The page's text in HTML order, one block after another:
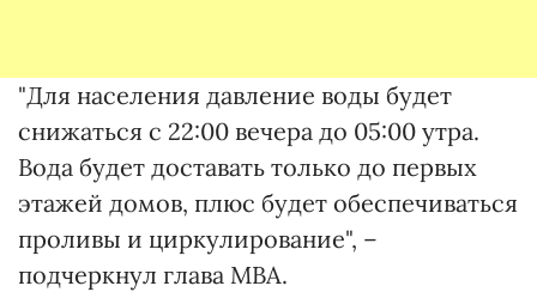
"Для населения давление воды будет
снижаться с 22:00 вечера до 05:00 утра.
Вода будет доставать только до первых
этажей домов, плюс будет обеспечиваться
проливы и циркулирование", –
подчеркнул глава МВА.